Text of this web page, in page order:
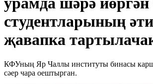
студентларының
җавапка
КФУның Яр Чаллы институты бинасы
сәер чара оештырган.